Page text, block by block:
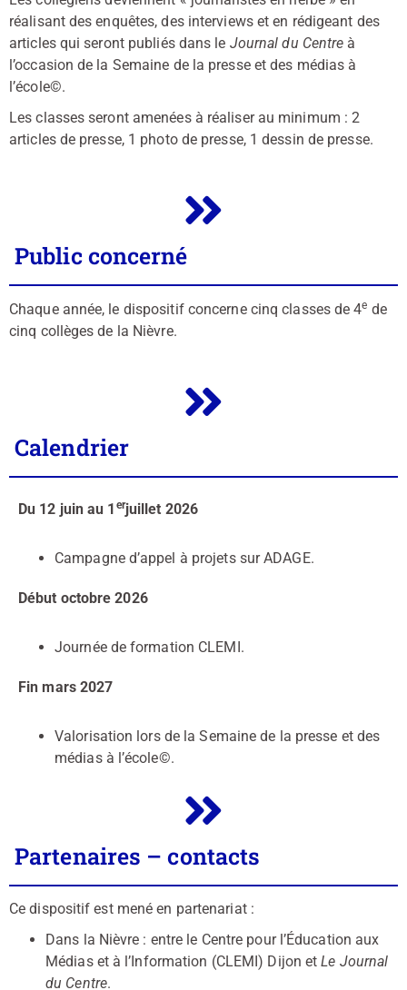
réalisant des enquêtes, des interviews et en rédigeant des
articles qui seront publiés dans le Journal du Centre à
l’occasion de la Semaine de la presse et des médias à
l’école©.
Les classes seront amenées à réaliser au minimum : 2
articles de presse, 1 photo de presse, 1 dessin de presse.
Public concerné
Chaque année, le dispositif concerne cinq classes de 4e de
cinq collèges de la Nièvre.
Calendrier
Du 12 juin au 1 erjuillet 2026
Campagne d’appel à projets sur ADAGE.
Début octobre 2026
Journée de formation CLEMI.
Fin mars 2027
Valorisation lors de la Semaine de la presse et des
médias à l’école©.
Partenaires – contacts
Ce dispositif est mené en partenariat :
Dans la Nièvre : entre le Centre pour l’Éducation aux
Médias et à l’Information (CLEMI) Dijon etLe Journal
du Centre.